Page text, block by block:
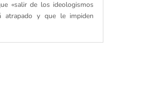
«salir de los ideologismos
atrapado y que le impiden